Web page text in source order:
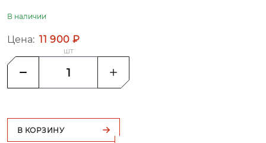
В наличии
Цена: 11 900 ₽
шт
В КОРЗИНУ